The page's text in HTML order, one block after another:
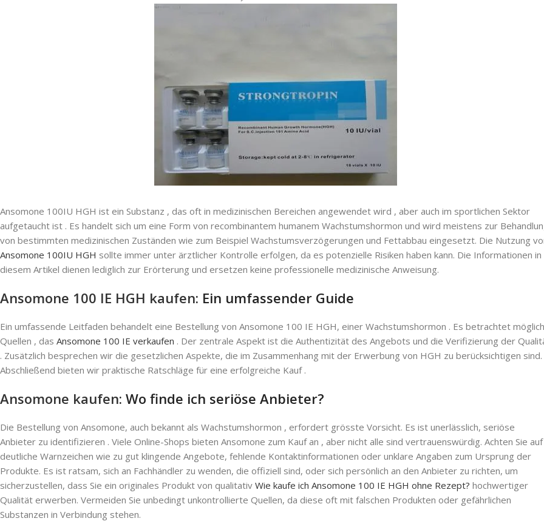
Ansomone 100IU HGH ist ein Substanz , das oft in medizinischen Bereichen angewendet wird , aber auch im sportlichen Sektor
aufgetaucht ist . Es handelt sich um eine Form von recombinantem humanem Wachstumshormon und wird meistens zur
von bestimmten medizinischen Zuständen wie zum Beispiel Wachstumsverzögerungen und Fettabbau eingesetzt. Die Nutzung
Ansomone 100IU HGH sollte immer unter ärztlicher Kontrolle erfolgen, da es potenzielle Risiken haben kann. Die Informationen in
diesem Artikel dienen lediglich zur Erörterung und ersetzen keine professionelle medizinische Anweisung.
Ansomone 100 IE HGH kaufen: Ein umfassender Guide
Ein umfassende Leitfaden behandelt eine Bestellung von Ansomone 100 IE HGH, einer Wachstumshormon . Es betrachtet
Quellen , das Ansomone 100 IE verkaufen . Der zentrale Aspekt ist die Authentizität des Angebots und die Verifizierung der
. Zusätzlich besprechen wir die gesetzlichen Aspekte, die im Zusammenhang mit der Erwerbung von HGH zu berücksichtigen sind.
Abschließend bieten wir praktische Ratschläge für eine erfolgreiche Kauf .
Ansomone kaufen: Wo finde ich seriöse Anbieter?
Die Bestellung von Ansomone, auch bekannt als Wachstumshormon , erfordert grösste Vorsicht. Es ist unerlässlich, seriöse
Anbieter zu identifizieren . Viele Online-Shops bieten Ansomone zum Kauf an , aber nicht alle sind vertrauenswürdig. Achten Sie auf
deutliche Warnzeichen wie zu gut klingende Angebote, fehlende Kontaktinformationen oder unklare Angaben zum Ursprung der
Produkte. Es ist ratsam, sich an Fachhändler zu wenden, die offiziell sind, oder sich persönlich an den Anbieter zu richten, um
sicherzustellen, dass Sie ein originales Produkt von qualitativ Wie kaufe ich Ansomone 100 IE HGH ohne Rezept? hochwertiger
Qualität erwerben. Vermeiden Sie unbedingt unkontrollierte Quellen, da diese oft mit falschen Produkten oder gefährlichen
Substanzen in Verbindung stehen.